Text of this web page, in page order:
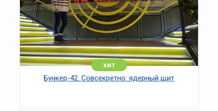
хит
Бункер-42. Совсекретно: ядерный щит